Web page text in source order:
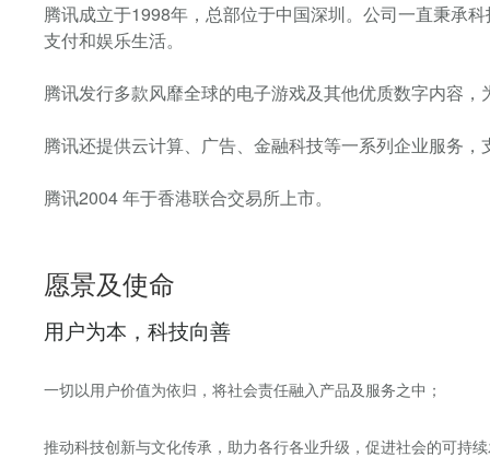
腾讯成立于1998年，总部位于中国深圳。公司一直秉承
支付和娱乐生活。
腾讯发行多款风靡全球的电子游戏及其他优质数字内容
腾讯还提供云计算、广告、金融科技等一系列企业服务
腾讯2004 年于香港联合交易所上市。
愿景及使命
用户为本，科技向善
一切以用户价值为依归，将社会责任融入产品及服务之中；
推动科技创新与文化传承，助力各行各业升级，促进社会的可持